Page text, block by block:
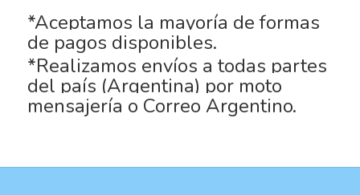
*Aceptamos la mayoría de formas
de pagos disponibles.
*Realizamos envíos a todas partes
del país (Argentina) por moto
mensajería o Correo Argentino.